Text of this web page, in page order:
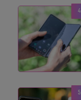
4
5